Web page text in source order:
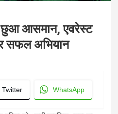
छुआ आसमान, एवरेस्ट
सफल अभियान
Twitter WhatsApp